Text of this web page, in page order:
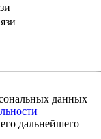
данных
дальнейшего